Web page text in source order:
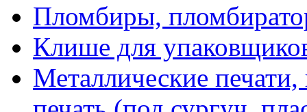
Пломбиры,
Клише для
Металлические